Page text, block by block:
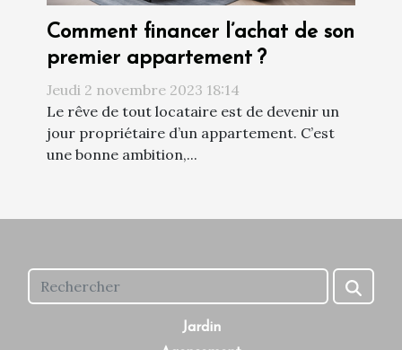
Comment financer l’achat de son
premier appartement ?
Jeudi 2 novembre 2023 18:14
Le rêve de tout locataire est de devenir un
jour propriétaire d’un appartement. C’est
une bonne ambition,...
Jardin